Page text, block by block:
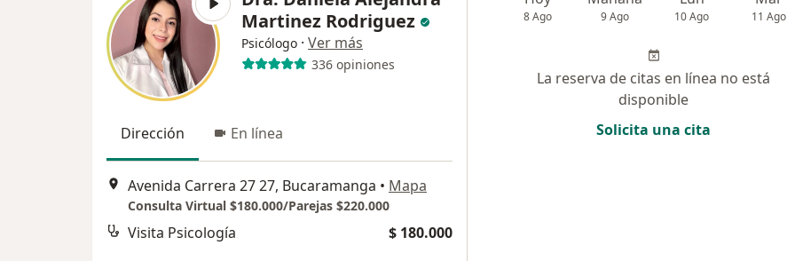
Martinez Rodriguez
Psicólogo · Ver más
336 opiniones
Dirección En línea
Avenida Carrera 27 27, Bucaramanga • Mapa
Consulta Virtual $180.000/Parejas $220.000
Visita Psicología $ 180.000
8 Ago 9 Ago 10 Ago 11 Ago
La reserva de citas en línea no está
disponible
Solicita una cita